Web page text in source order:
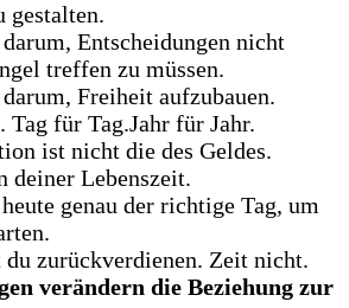
gestalten.
Entscheidungen nicht
treffen zu müssen.
Freiheit aufzubauen.
für Tag.Jahr für Jahr.
ist nicht die des Geldes.
deiner Lebenszeit.
genau der richtige Tag, um
du zurückverdienen. Zeit nicht.
verändern die Beziehung zur